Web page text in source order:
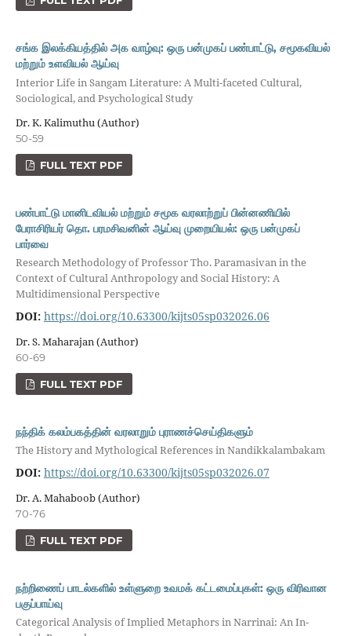
சங்க இலக்கியத்தில் அக வாழ்வு: ஒரு பன்முகப் பண்பாட்டு, சமூகவியல்
மற்றும் உளவியல் ஆய்வு
Interior Life in Sangam Literature: A Multi-faceted Cultural,
Sociological, and Psychological Study
Dr. K. Kalimuthu (Author)
50-59
FULL TEXT PDF
பண்பாட்டு மானிடவியல் மற்றும் சமூக வரலாற்றுப் பின்னணியில்
பேராசிரியர் தொ. பரமசிவனின் ஆய்வு முறையியல்: ஒரு பன்முகப்
பார்வை
Research Methodology of Professor Tho. Paramasivan in the
Context of Cultural Anthropology and Social History: A
Multidimensional Perspective
DOI: https://doi.org/10.63300/kijts05sp032026.06
Dr. S. Maharajan (Author)
60-69
FULL TEXT PDF
நந்திக் கலம்பகத்தின் வரலாறும் புராணச்செய்திகளும்
The History and Mythological References in Nandikkalambakam
DOI: https://doi.org/10.63300/kijts05sp032026.07
Dr. A. Mahaboob (Author)
70-76
FULL TEXT PDF
நற்றிணைப் பாடல்களில் உள்ளுறை உவமக் கட்டமைப்புகள்: ஒரு விரிவான
பகுப்பாய்வு
Categorical Analysis of Implied Metaphors in Narrinai: An In-